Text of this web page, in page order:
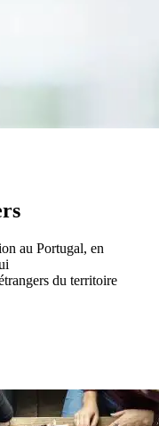
au Portugal, en
du territoire